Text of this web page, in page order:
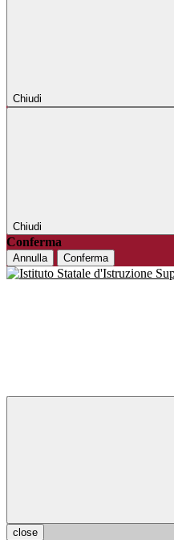
Chiudi
Chiudi
Conferma
Annulla Conferma
close